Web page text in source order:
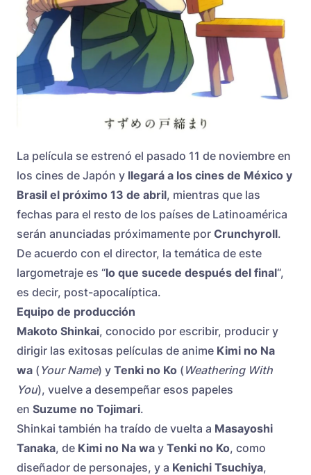
La película se estrenó el pasado 11 de noviembre en
los cines de Japón y llegará a los cines de México y
Brasil el próximo 13 de abril, mientras que las
fechas para el resto de los países de Latinoamérica
serán anunciadas próximamente por Crunchyroll.
De acuerdo con el director, la temática de este
largometraje es “lo que sucede después del final“,
es decir, post-apocalíptica.
Equipo de producción
Makoto Shinkai, conocido por escribir, producir y
dirigir las exitosas películas de anime Kimi no Na
wa ( Your Name) y Tenki no Ko ( Weathering With
You), vuelve a desempeñar esos papeles
en Suzume no Tojimari.
Shinkai también ha traído de vuelta a Masayoshi
Tanaka, de Kimi no Na wa y Tenki no Ko, como
diseñador de personajes, y a Kenichi Tsuchiya,